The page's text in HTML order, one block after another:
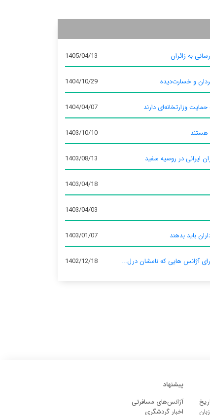
به زائران 1405/04/13
و خسارت‌دیده 1404/10/29
وزارتخانه‌ای دارند 1404/04/07
1403/10/10
ایرانی در روسیه سفید 1403/08/13
1403/04/18
1403/04/03
باید بدهند 1403/01/07
آژانس‌ هایی که نامشان درل... 1402/12/18
پیشنهاد
آژانس‌های مسافرتی
اخبار گردشگری